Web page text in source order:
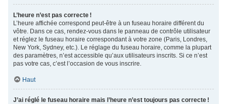
L’heure n’est pas correcte !
L’heure affichée correspond peut-être à un fuseau horaire différent du
vôtre. Dans ce cas, rendez-vous dans le panneau de contrôle utilisateur
et réglez le fuseau horaire correspondant à votre zone (Paris, Londres,
New York, Sydney, etc.). Le réglage du fuseau horaire, comme la plupart
des paramètres, n’est accessible qu’aux utilisateurs inscrits. Si ce n’est
pas votre cas, c’est l’occasion de vous inscrire.
Haut
J’ai réglé le fuseau horaire mais l’heure n’est toujours pas correcte !